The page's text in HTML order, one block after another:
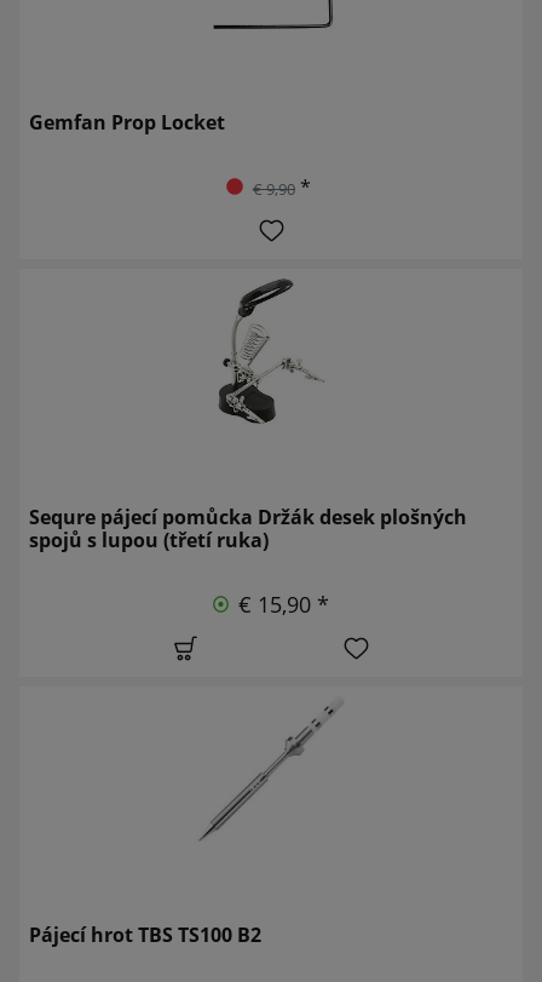
Gemfan Prop Locket
€ 9,90*
Sequre pájecí pomůcka Držák desek plošných
spojů s lupou (třetí ruka)
€ 15,90 *
Pájecí hrot TBS TS100 B2